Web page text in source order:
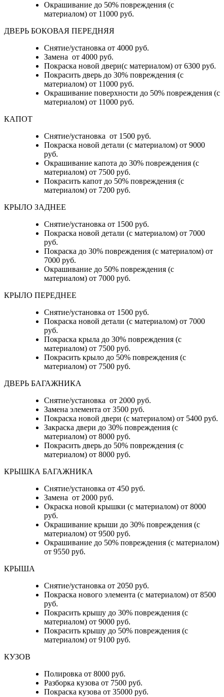
Окрашивание до 50% повреждения (с
материалом) от 11000 руб.
ДВЕРЬ БОКОВАЯ ПЕРЕДНЯЯ
Снятие/установка от 4000 руб.
Замена от 4000 руб.
Покраска новой двери(с материалом) от 6300 руб.
Покрасить дверь до 30% повреждения (с
материалом) от 11000 руб.
Окрашивание поверхности до 50% повреждения (с
материалом) от 11000 руб.
КАПОТ
Снятие/установка от 1500 руб.
Покраска новой детали (с материалом) от 9000
руб.
Окрашивание капота до 30% повреждения (с
материалом) от 7500 руб.
Покрасить капот до 50% повреждения (с
материалом) от 7200 руб.
КРЫЛО ЗАДНЕЕ
Снятие/установка от 1500 руб.
Покраска новой детали (с материалом) от 7000
руб.
Покраска до 30% повреждения (с материалом) от
7000 руб.
Окрашивание до 50% повреждения (с
материалом) от 7000 руб.
КРЫЛО ПЕРЕДНЕЕ
Снятие/установка от 1500 руб.
Покраска новой детали (с материалом) от 7000
руб.
Покраска крыла до 30% повреждения (с
материалом) от 7500 руб.
Покрасить крыло до 50% повреждения (с
материалом) от 7500 руб.
ДВЕРЬ БАГАЖНИКА
Снятие/установка от 2000 руб.
Замена элемента от 3500 руб.
Покраска новой двери (с материалом) от 5400 руб.
Закраска двери до 30% повреждения (с
материалом) от 8000 руб.
Покрасить дверь до 50% повреждения (с
материалом) от 8000 руб.
КРЫШКА БАГАЖНИКА
Снятие/установка от 450 руб.
Замена от 2000 руб.
Окраска новой крышки (с материалом) от 8000
руб.
Окрашивание крыши до 30% повреждения (с
материалом) от 9500 руб.
Окрашивание до 50% повреждения (с материалом)
от 9550 руб.
КРЫША
Снятие/установка от 2050 руб.
Покраска нового элемента (с материалом) от 8500
руб.
Покрасить крышу до 30% повреждения (с
материалом) от 9000 руб.
Покрасить крышу до 50% повреждения (с
материалом) от 9100 руб.
КУЗОВ
Полировка от 8000 руб.
Разборка кузова от 7500 руб.
Покраска кузова от 35000 руб.